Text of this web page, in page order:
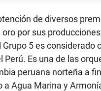
de diversos
por sus producciones
5 es considerado
Perú. Es una de las
peruana norteña a
a Agua Marina y